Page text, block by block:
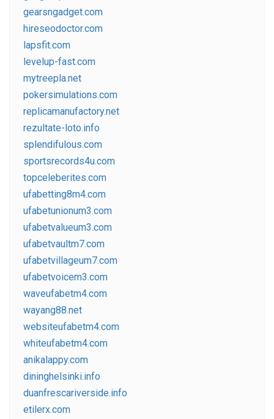
gearsngadget.com
hireseodoctor.com
lapsfit.com
levelup-fast.com
mytreepla.net
pokersimulations.com
replicamanufactory.net
rezultate-loto.info
splendifulous.com
sportsrecords4u.com
topceleberites.com
ufabetting8m4.com
ufabetunionum3.com
ufabetvalueum3.com
ufabetvaultm7.com
ufabetvillageum7.com
ufabetvoicem3.com
waveufabetm4.com
wayang88.net
websiteufabetm4.com
whiteufabetm4.com
anikalappy.com
dininghelsinki.info
duanfrescariverside.info
etilerx.com